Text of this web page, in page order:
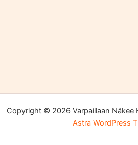
Copyright © 2026 Varpaillaan Näkee
Astra WordPress